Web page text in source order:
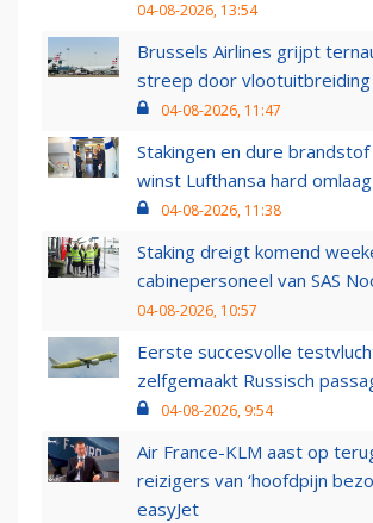
04-08-2026, 13:54
Brussels Airlines grijpt
streep door vlootuitbreiding
04-08-2026, 11:47
Stakingen en dure brandstof
winst Lufthansa hard omlaag
04-08-2026, 11:38
Staking dreigt komend
cabinepersoneel van SAS
04-08-2026, 10:57
Eerste succesvolle
zelfgemaakt Russisch
04-08-2026, 9:54
Air France-KLM aast op
reizigers van ‘hoofdpijn
easyJet